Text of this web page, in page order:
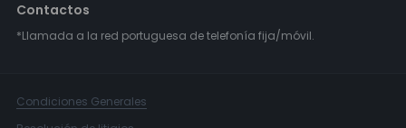
Contactos
*Llamada a la red portuguesa de telefonía fija/móvil.
Condiciones Generales